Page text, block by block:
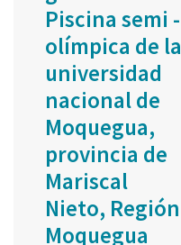
Piscina semi -
olímpica de la
universidad
nacional de
Moquegua,
provincia de
Mariscal
Nieto, Región
Moquegua